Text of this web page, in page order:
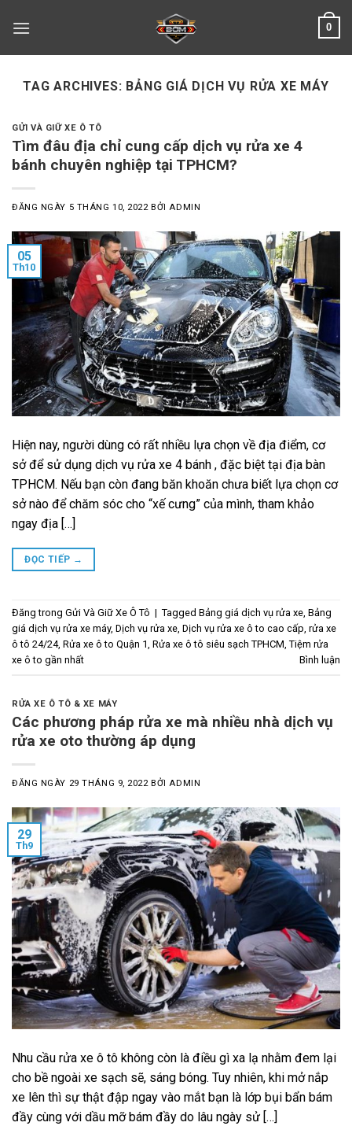
0
TAG ARCHIVES: BẢNG GIÁ DỊCH VỤ RỬA XE MÁY
GỬI VÀ GIỮ XE Ô TÔ
Tìm đâu địa chỉ cung cấp dịch vụ rửa xe 4
bánh chuyên nghiệp tại TPHCM?
ĐĂNG NGÀY 5 THÁNG 10, 2022 BỞI ADMIN
05
Th10
Hiện nay, người dùng có rất nhiều lựa chọn về địa điểm, cơ
sở để sử dụng dịch vụ rửa xe 4 bánh , đặc biệt tại địa bàn
TPHCM. Nếu bạn còn đang băn khoăn chưa biết lựa chọn cơ
sở nào để chăm sóc cho “xế cưng” của mình, tham khảo
ngay địa […]
ĐỌC TIẾP →
Đăng trong Gửi Và Giữ Xe Ô Tô | Tagged Bảng giá dịch vụ rửa xe, Bảng
giá dịch vụ rửa xe máy, Dịch vụ rửa xe, Dịch vụ rửa xe ô to cao cấp, rửa xe
ô tô 24/24, Rửa xe ô to Quận 1, Rửa xe ô tô siêu sạch TPHCM, Tiệm rửa
xe ô to gần nhất
Bình luận
RỬA XE Ô TÔ & XE MÁY
Các phương pháp rửa xe mà nhiều nhà dịch vụ
rửa xe oto thường áp dụng
ĐĂNG NGÀY 29 THÁNG 9, 2022BỞIADMIN
29
Th9
Nhu cầu rửa xe ô tô không còn là điều gì xa lạ nhằm đem lại
cho bề ngoài xe sạch sẽ, sáng bóng. Tuy nhiên, khi mở nắp
xe lên thì sự thật đập ngay vào mắt bạn là lớp bụi bẩn bám
đầy cùng với dầu mỡ bám đầy do lâu ngày sử […]